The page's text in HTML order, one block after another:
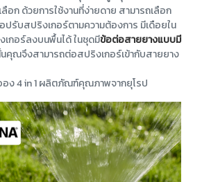
ก ด้วยการใช้งานที่ง่ายดาย สามารถเลือก
ปรับสปริงเกอร์ตามความต้องการ มีเดือยใน
กอร์ลงบนพื้นได้ ในชุดมีข้อต่อสายยางแบบมี
คุณจึงสามารถต่อสปริงเกอร์เข้ากับสายยาง
ง 4 in 1 ผลิตภัณฑ์คุณภาพจากยุโรป